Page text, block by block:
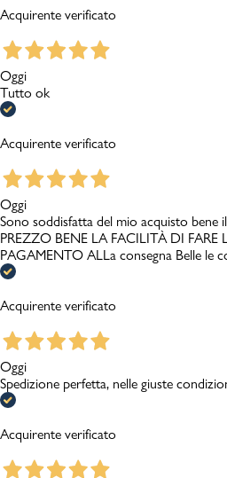
Acquirente verificato
Oggi
Tutto ok
Acquirente verificato
Oggi
Sono soddisfatta del mio acquisto
PREZZO BENE LA FACILITÀ DI FARE
PAGAMENTO ALLa consegna Belle le
Acquirente verificato
Oggi
Spedizione perfetta, nelle giuste
Acquirente verificato